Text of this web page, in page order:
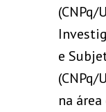
(CNPq/
e
(CNPq/
na